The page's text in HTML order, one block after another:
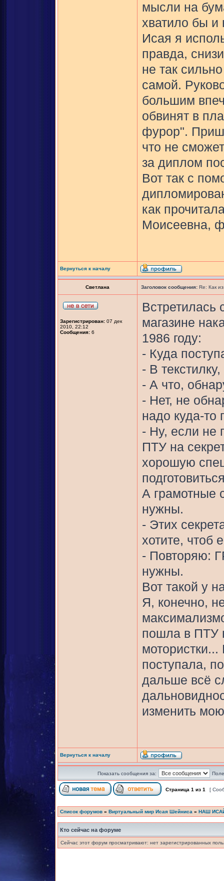
мысли на
хватило бы
Исая я
правда,
не так
самой.
большим
обвинят в
фурор".
что не
за диплом
Вот так с
как
Моисеевна,
Вернуться к началу
Светлана Заголовок сообщения: Re: Как
Зарегистрирован: 07 дек
2010, 22:12
Сообщения: 6
магазине
1986 году:
- Куда
- В
- А что,
- Нет, не
надо куда-то
- Ну, если не
ПТУ на
хорошую
А грамотные
нужны.
- Этих
хотите, чтоб
- Повторяю:
нужны.
Вот такой у
Я, конечно,
пошла в ПТУ
мотористки...
поступала,
дальше всё
изменить
Вернуться к началу
Показать сообщения за:
Страница 1 из 1 [
Список форумов » Виртуальный мир Исая Шейниса » НАШ
Кто сейчас на форуме
Сейчас этот форум просматривают: нет зарегистрированных